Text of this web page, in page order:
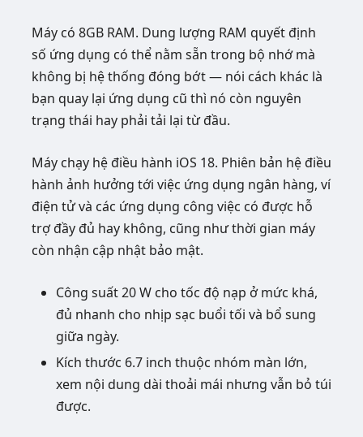
Máy có 8GB RAM. Dung lượng RAM quyết định
số ứng dụng có thể nằm sẵn trong bộ nhớ mà
không bị hệ thống đóng bớt — nói cách khác là
bạn quay lại ứng dụng cũ thì nó còn nguyên
trạng thái hay phải tải lại từ đầu.
Máy chạy hệ điều hành iOS 18. Phiên bản hệ điều
hành ảnh hưởng tới việc ứng dụng ngân hàng, ví
điện tử và các ứng dụng công việc có được hỗ
trợ đầy đủ hay không, cũng như thời gian máy
còn nhận cập nhật bảo mật.
Công suất 20 W cho tốc độ nạp ở mức khá,
đủ nhanh cho nhịp sạc buổi tối và bổ sung
giữa ngày.
Kích thước 6.7 inch thuộc nhóm màn lớn,
xem nội dung dài thoải mái nhưng vẫn bỏ túi
được.